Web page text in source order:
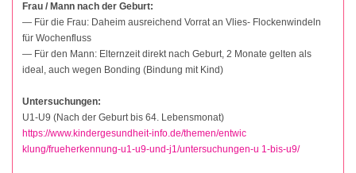
Frau / Mann nach der Geburt:
— Für die Frau: Daheim ausreichend Vorrat an Vlies- Flockenwindeln
für Wochenfluss
— Für den Mann: Elternzeit direkt nach Geburt, 2 Monate gelten als
ideal, auch wegen Bonding (Bindung mit Kind)
Untersuchungen:
U1-U9 (Nach der Geburt bis 64. Lebensmonat)
https://www.kindergesundheit-info.de/themen/entwic
klung/frueherkennung-u1-u9-und-j1/untersuchungen-u 1-bis-u9/